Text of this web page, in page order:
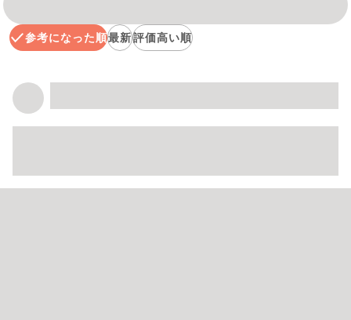
参考になった順最新評価高い順